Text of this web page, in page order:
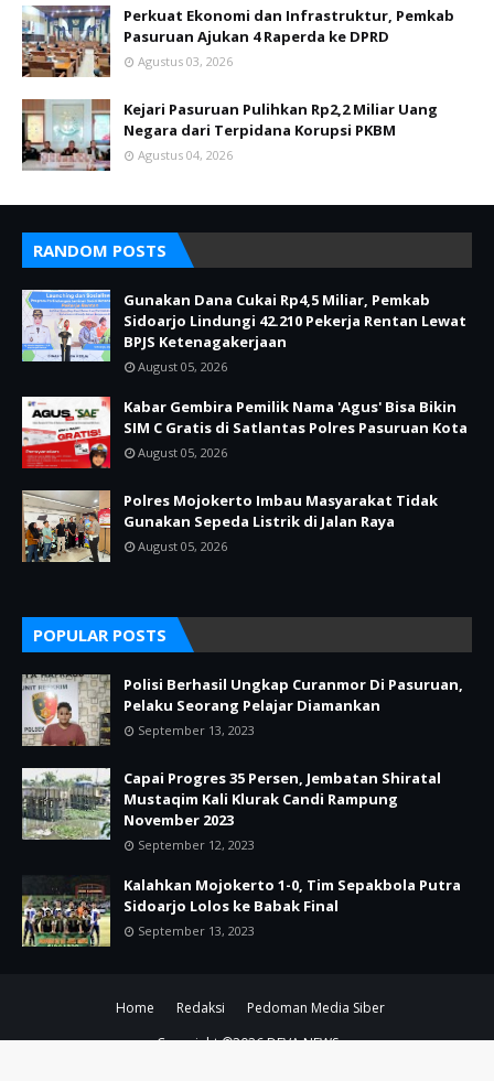
Perkuat Ekonomi dan Infrastruktur, Pemkab
Pasuruan Ajukan 4 Raperda ke DPRD
Agustus 03, 2026
Kejari Pasuruan Pulihkan Rp2,2 Miliar Uang
Negara dari Terpidana Korupsi PKBM
Agustus 04, 2026
RANDOM POSTS
Gunakan Dana Cukai Rp4,5 Miliar, Pemkab
Sidoarjo Lindungi 42.210 Pekerja Rentan Lewat
BPJS Ketenagakerjaan
August 05, 2026
Kabar Gembira Pemilik Nama 'Agus' Bisa Bikin
SIM C Gratis di Satlantas Polres Pasuruan Kota
August 05, 2026
Polres Mojokerto Imbau Masyarakat Tidak
Gunakan Sepeda Listrik di Jalan Raya
August 05, 2026
POPULAR POSTS
Polisi Berhasil Ungkap Curanmor Di Pasuruan,
Pelaku Seorang Pelajar Diamankan
September 13, 2023
Capai Progres 35 Persen, Jembatan Shiratal
Mustaqim Kali Klurak Candi Rampung
November 2023
September 12, 2023
Kalahkan Mojokerto 1-0, Tim Sepakbola Putra
Sidoarjo Lolos ke Babak Final
September 13, 2023
Home Redaksi
Pedoman Media Siber
Copyright ©2026DEVA NEWS